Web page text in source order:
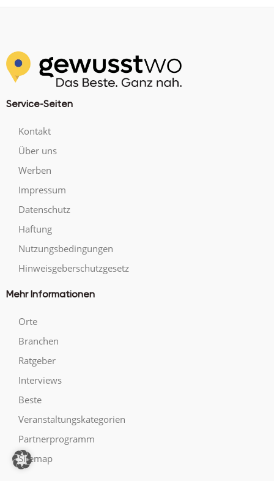
Service-Seiten
Kontakt
Über uns
Werben
Impressum
Datenschutz
Haftung
Nutzungsbedingungen
Hinweisgeberschutzgesetz
Mehr Informationen
Orte
Branchen
Ratgeber
Interviews
Beste
Veranstaltungskategorien
Partnerprogramm
Sitemap